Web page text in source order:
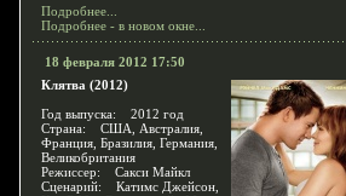
Подробнее...
Подробнее - в новом окне...
18 февраля 2012 17:50
Клятва (2012)
Год выпуска: 2012 год
Страна: США, Австралия,
Франция, Бразилия, Германия,
Великобритания
Режиссер: Сакси Майкл
Сценарий: Катимс Джейсон,